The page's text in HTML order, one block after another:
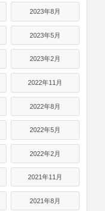
2023年8月
2023年5月
2023年2月
2022年11月
2022年8月
2022年5月
2022年2月
2021年11月
2021年8月